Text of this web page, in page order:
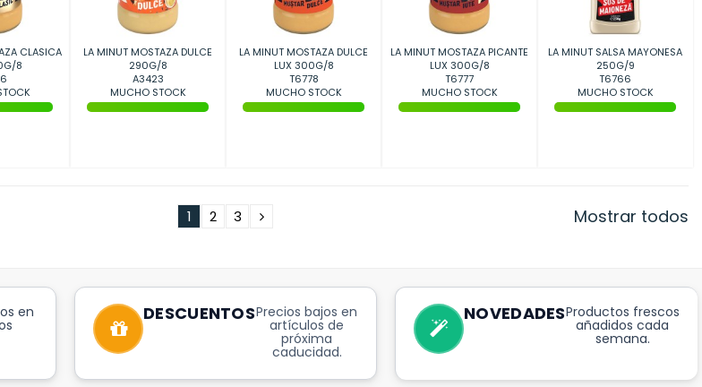
CLASICA
8
LA MINUT MOSTAZA DULCE
290G/8
A3423
MUCHO STOCK
LA MINUT MOSTAZA DULCE
LUX 300G/8
T6778
MUCHO STOCK
LA MINUT MOSTAZA PICANTE
LUX 300G/8
T6777
MUCHO STOCK
LA MINUT SALSA MAYONESA
250G/9
T6766
MUCHO STOCK
Mostrar todos
1 2 3
en DESCUENTOSPrecios bajos en
artículos de
próxima
caducidad.
NOVEDADESProductos frescos
añadidos cada
semana.